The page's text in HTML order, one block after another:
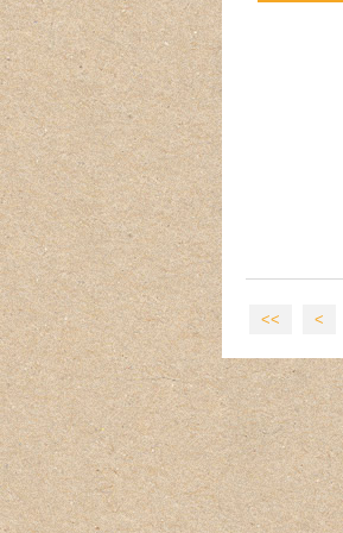
<< <